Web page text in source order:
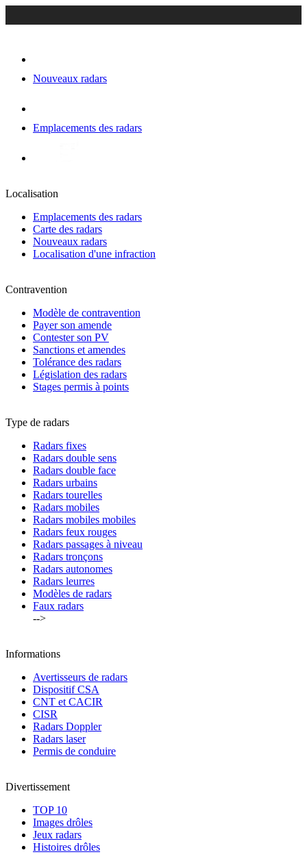
Nouveaux radars
Emplacements des radars
Localisation
Emplacements des radars
Carte des radars
Nouveaux radars
Localisation d'une infraction
Contravention
Modèle de contravention
Payer son amende
Contester son PV
Sanctions et amendes
Tolérance des radars
Législation des radars
Stages permis à points
Type de radars
Radars fixes
Radars double sens
Radars double face
Radars urbains
Radars tourelles
Radars mobiles
Radars mobiles mobiles
Radars feux rouges
Radars passages à niveau
Radars tronçons
Radars autonomes
Radars leurres
Modèles de radars
Faux radars
-->
Informations
Avertisseurs de radars
Dispositif CSA
CNT et CACIR
CISR
Radars Doppler
Radars laser
Permis de conduire
Divertissement
TOP 10
Images drôles
Jeux radars
Histoires drôles